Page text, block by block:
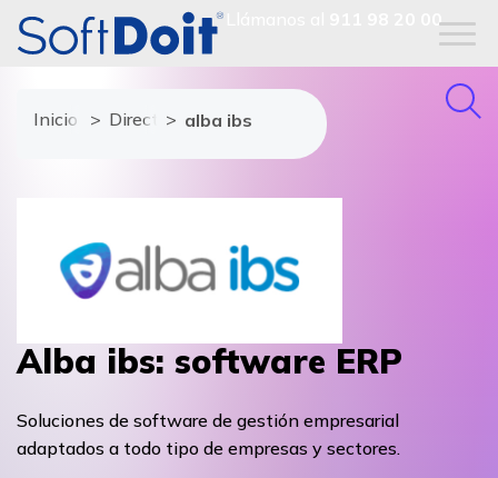
911 98 20 00
Inicio Directorio de proveedores
alba ibs
Alba ibs: software ERP
Soluciones de software de gestión empresarial
adaptados a todo tipo de empresas y sectores.